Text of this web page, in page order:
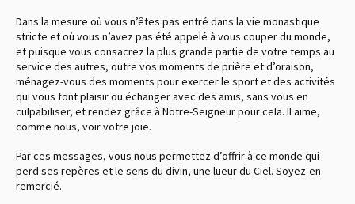
Dans la mesure où vous n’êtes pas entré dans la vie monastique
stricte et où vous n’avez pas été appelé à vous couper du monde,
et puisque vous consacrez la plus grande partie de votre temps au
service des autres, outre vos moments de prière et d’oraison,
ménagez-vous des moments pour exercer le sport et des activités
qui vous font plaisir ou échanger avec des amis, sans vous en
culpabiliser, et rendez grâce à Notre-Seigneur pour cela. Il aime,
comme nous, voir votre joie.
Par ces messages, vous nous permettez d’offrir à ce monde qui
perd ses repères et le sens du divin, une lueur du Ciel. Soyez-en
remercié.